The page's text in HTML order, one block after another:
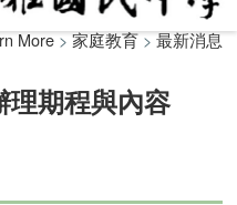
理期程與內容
More>家庭教育>最新消息